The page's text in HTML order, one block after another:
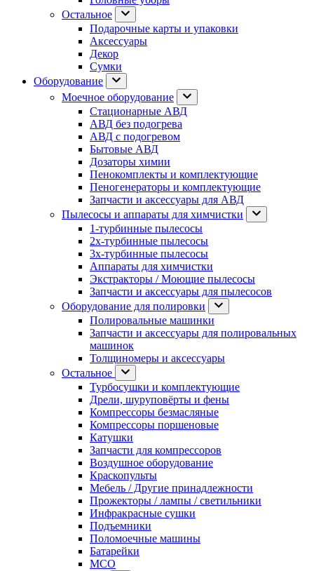
Остальное
Подарочные карты и упаковки
Аксессуары
Декор
Сумки
Оборудование
Моечное оборудование
Стационарные АВД
АВД без подогрева
АВД с подогревом
Бытовые АВД
Дозаторы химии
Пенокомплекты и комплектующие
Пеногенераторы и комплектующие
Запчасти и аксессуары для АВД
Пылесосы и аппараты для химчистки
1-турбинные пылесосы
2х-турбинные пылесосы
3х-турбинные пылесосы
Аппараты для химчистки
Экстракторы / Моющие пылесосы
Запчасти и аксессуары для пылесосов
Оборудование для полировки
Полировальные машинки
Запчасти и аксессуары для полировальных
машинок
Толщиномеры и аксессуары
Остальное
Турбосушки и комплектующие
Дрели, шуруповёрты и фены
Компрессоры безмасляные
Компрессоры поршеновые
Катушки
Запчасти для компрессоров
Воздушное оборудование
Краскопульты
Мебель / Другие принадлежности
Прожекторы / лампы / светильники
Инфракрасные сушки
Подъемники
Поломоечные машины
Батарейки
МСО